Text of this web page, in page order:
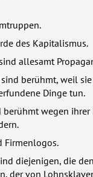
des Kapitalismus.
allesamt
berühmt, weil
Dinge tun.
wegen
Firmenlogos.
diejenigen, die
der von